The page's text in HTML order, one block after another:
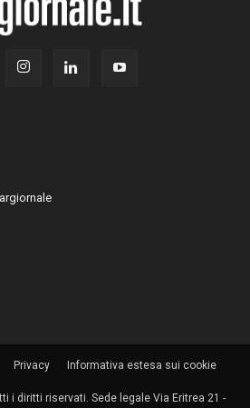
Privacy Informativa estesa sui cookie
i diritti riservati. Sede legale Via Eritrea 21 -